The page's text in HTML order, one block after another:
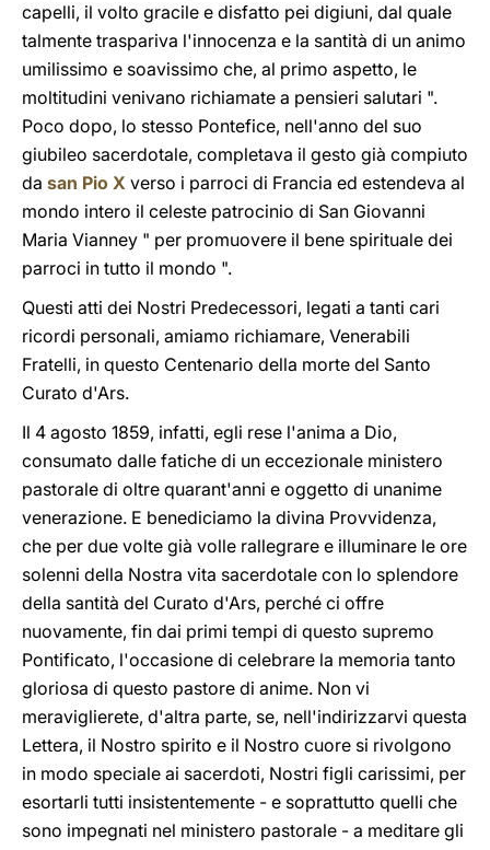
capelli, il volto gracile e disfatto pei digiuni, dal quale
talmente traspariva l'innocenza e la santità di un animo
umilissimo e soavissimo che, al primo aspetto, le
moltitudini venivano richiamate a pensieri salutari ".
Poco dopo, lo stesso Pontefice, nell'anno del suo
giubileo sacerdotale, completava il gesto già compiuto
da san Pio X verso i parroci di Francia ed estendeva al
mondo intero il celeste patrocinio di San Giovanni
Maria Vianney " per promuovere il bene spirituale dei
parroci in tutto il mondo ".
Questi atti dei Nostri Predecessori, legati a tanti cari
ricordi personali, amiamo richiamare, Venerabili
Fratelli, in questo Centenario della morte del Santo
Curato d'Ars.
Il 4 agosto 1859, infatti, egli rese l'anima a Dio,
consumato dalle fatiche di un eccezionale ministero
pastorale di oltre quarant'anni e oggetto di unanime
venerazione. E benediciamo la divina Provvidenza,
che per due volte già volle rallegrare e illuminare le ore
solenni della Nostra vita sacerdotale con lo splendore
della santità del Curato d'Ars, perché ci offre
nuovamente, fin dai primi tempi di questo supremo
Pontificato, l'occasione di celebrare la memoria tanto
gloriosa di questo pastore di anime. Non vi
meraviglierete, d'altra parte, se, nell'indirizzarvi questa
Lettera, il Nostro spirito e il Nostro cuore si rivolgono
in modo speciale ai sacerdoti, Nostri figli carissimi, per
esortarli tutti insistentemente - e soprattutto quelli che
sono impegnati nel ministero pastorale - a meditare gli